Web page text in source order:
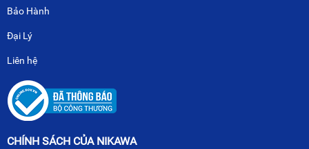
Bảo Hành
Đại Lý
Liên hệ
CHÍNH SÁCH CỦA NIKAWA